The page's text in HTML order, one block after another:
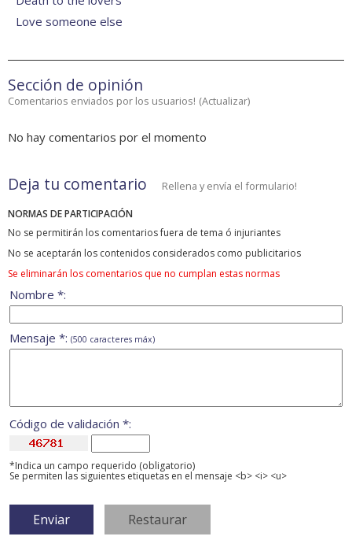
Love someone else
Sección de opinión
Comentarios enviados por los usuarios! (Actualizar)
No hay comentarios por el momento
Deja tu comentario Rellena y envía el formulario!
NORMAS DE PARTICIPACIÓN
No se permitirán los comentarios fuera de tema ó injuriantes
No se aceptarán los contenidos considerados como publicitarios
Se eliminarán los comentarios que no cumplan estas normas
Nombre *:
Mensaje *: (500 caracteres máx)
Código de validación *:
*Indica un campo requerido (obligatorio)
Se permiten las siguientes etiquetas en el mensaje <b> <i> <u>